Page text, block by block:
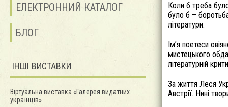
ЕЛЕКТРОННИЙ КАТАЛОГ
БЛОГ
ІНШІ ВИСТАВКИ
Віртуальна виставка «Галерея видатних
українців»
Коли б треба
було б –
літератури.
Ім’я поетеси
мистецького
літературній
За життя Леся
Австрії. Нині